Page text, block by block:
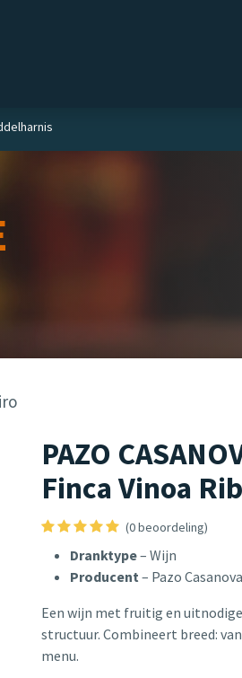
PAZO
Finca Vinoa
(0 beoordeling)
Dranktype– Wijn
Producent– Pazo Casanova
Een wijn met fruitig en
structuur. Combineert breed:
menu.